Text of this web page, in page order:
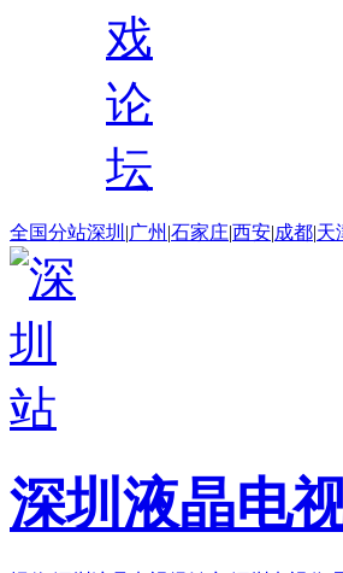
戏
论
坛
全国分站深圳 |广州 |石家庄|西安|成都|天
深圳液晶电